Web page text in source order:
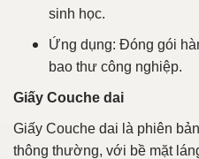
sinh học.
Ứng dụng: Đóng gói
bao thư công nghiệp.
Giấy Couche dai
Giấy Couche dai là phiên
thông thường, với bề mặt